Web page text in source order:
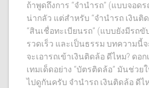
ถ้าพูดถึงการ “จำนำรถ” (แบบจอด
น่ากลัว แต่สำหรับ “จํานํารถ เงินติ
“สินเชื่อทะเบียนรถ” (แบบยังมีรถ
รวดเร็ว และเป็นธรรม บทความนี้
จะเอารถเข้าเงินติดล้อ ดีไหม? ดอ
เทมเด็ดอย่าง “บัตรติดล้อ” มันช่วย
ไปดูกันครับ จํานํารถ เงินติดล้อ ดีไ